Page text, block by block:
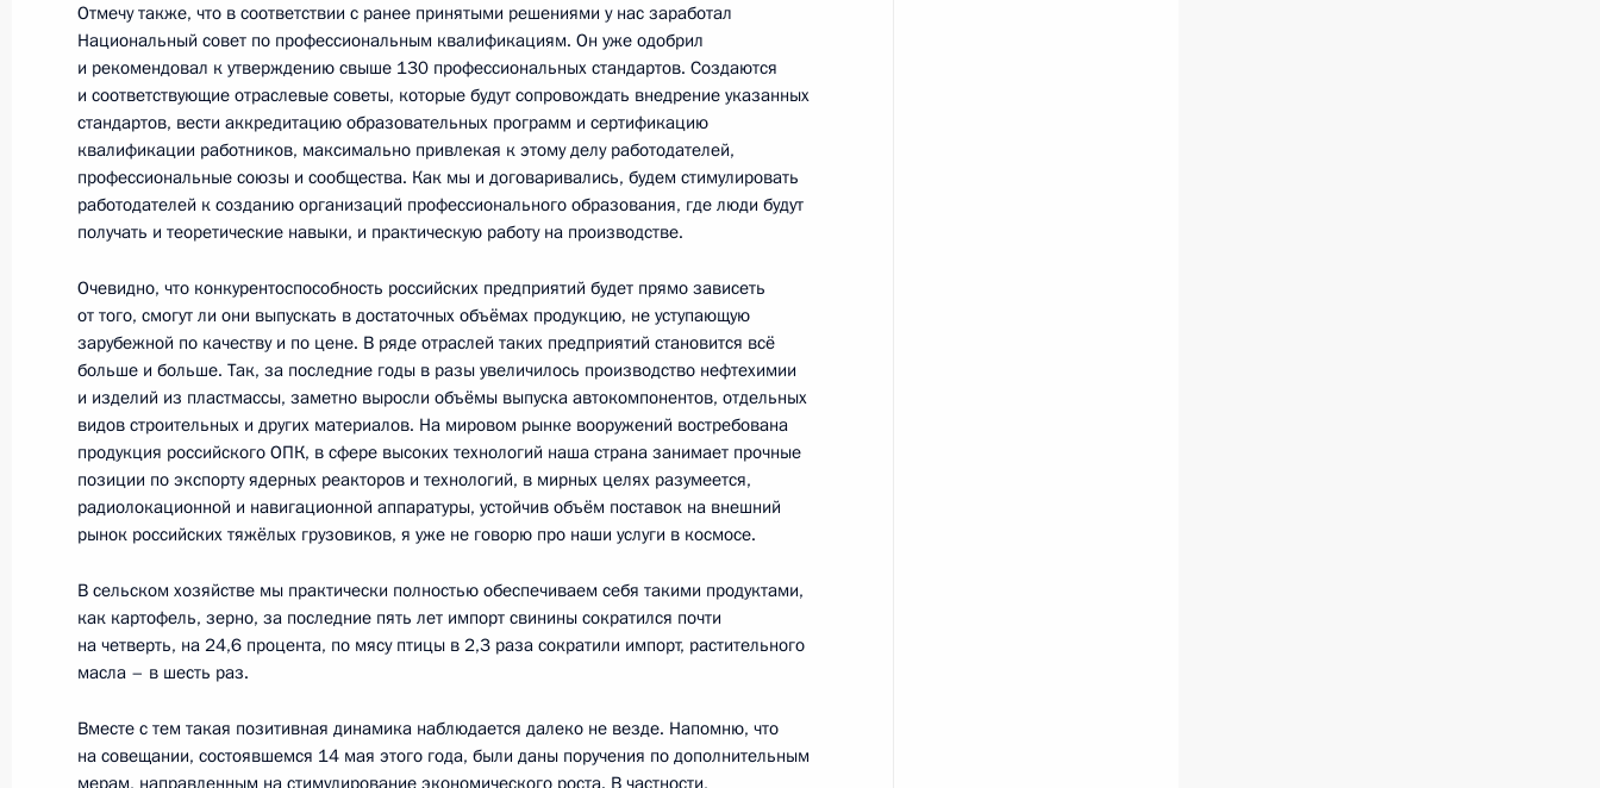
Рабочая встреча с Генеральным прокурором Юрием Чайкой
15 сентября 2014 года, 15:30 Московская область, Ново-Огарёво
12 сентября 2014 года, пятница
Ответы на вопросы журналистов
Встреча с Президентом Ирана Хасаном Рухани
Заседание Совета глав государств ШОС
11 сентября 2014 года, четверг
Встреча с Президентом Таджикистана Эмомали Рахмоном
11 сентября 2014 года, 21:50
Отмечу также, что в соответствии с ранее принятыми решениями у нас заработал
Национальный совет по профессиональным квалификациям. Он уже одобрил
и рекомендовал к утверждению свыше 130 профессиональных стандартов. Создаются
и соответствующие отраслевые советы, которые будут сопровождать внедрение указанных
стандартов, вести аккредитацию образовательных программ и сертификацию
квалификации работников, максимально привлекая к этому делу работодателей,
профессиональные союзы и сообщества. Как мы и договаривались, будем стимулировать
работодателей к созданию организаций профессионального образования, где люди будут
получать и теоретические навыки, и практическую работу на производстве.
Очевидно, что конкурентоспособность российских предприятий будет прямо зависеть
от того, смогут ли они выпускать в достаточных объёмах продукцию, не уступающую
зарубежной по качеству и по цене. В ряде отраслей таких предприятий становится всё
больше и больше. Так, за последние годы в разы увеличилось производство нефтехимии
и изделий из пластмассы, заметно выросли объёмы выпуска автокомпонентов, отдельных
видов строительных и других материалов. На мировом рынке вооружений востребована
продукция российского ОПК, в сфере высоких технологий наша страна занимает прочные
позиции по экспорту ядерных реакторов и технологий, в мирных целях разумеется,
радиолокационной и навигационной аппаратуры, устойчив объём поставок на внешний
рынок российских тяжёлых грузовиков, я уже не говорю про наши услуги в космосе.
В сельском хозяйстве мы практически полностью обеспечиваем себя такими продуктами,
как картофель, зерно, за последние пять лет импорт свинины сократился почти
на четверть, на 24,6 процента, по мясу птицы в 2,3 раза сократили импорт, растительного
масла – в шесть раз.
Вместе с тем такая позитивная динамика наблюдается далеко не везде. Напомню, что
на совещании, состоявшемся 14 мая этого года, были даны поручения по дополнительным
мерам, направленным на стимулирование экономического роста. В частности,